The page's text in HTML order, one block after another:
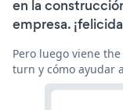
en la
empresa.
Pero luego viene
turn y cómo ayudar